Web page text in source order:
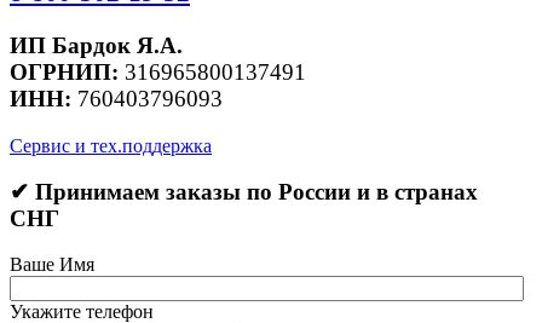
ИП Бардок Я.А.
ОГРНИП: 316965800137491
ИНН: 760403796093
Сервис и тех.поддержка
✔ Принимаем заказы по России и в странах
СНГ
Ваше Имя
Укажите телефон